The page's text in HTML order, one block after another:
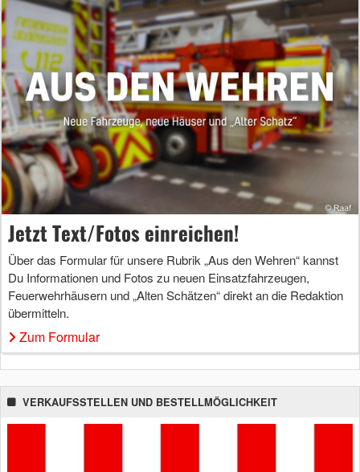
Jetzt Text/Fotos einreichen!
Über das Formular für unsere Rubrik „Aus den Wehren“ kannst
Du Informationen und Fotos zu neuen Einsatzfahrzeugen,
Feuerwehrhäusern und „Alten Schätzen“ direkt an die Redaktion
übermitteln.
Zum Formular
VERKAUFSSTELLEN UND BESTELLMÖGLICHKEIT